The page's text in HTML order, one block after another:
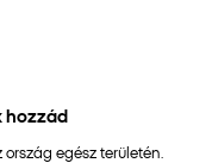
hozzád
ország egész területén.